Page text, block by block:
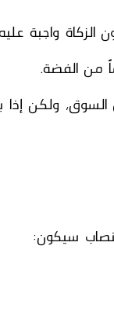
واجبة
ولكن إذا
سيكون: